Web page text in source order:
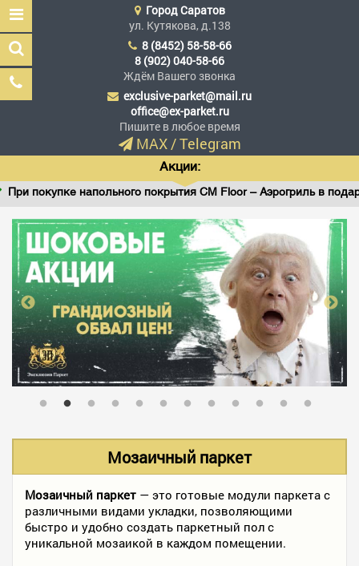
Эксклюзив Паркет
Мы сделали эксклюзив
доступным
ГЛАВНАЯ
АССОРТИМЕНТ
В НАЛИЧИИ
АКЦИИ
ФОТО РАБОТ
ГородСаратов
ул. Кутякова, д.138
8 (8452) 58-58-66
8 (902) 040-58-66
Ждём Вашего звонка
exclusive-parket@mail.ru
office@ex-parket.ru
Пишите в любое время
MAX/Telegram
Акции:
напольного покрытия CM Floor – Аэрогриль в подарок!
Мозаичный паркет
Мозаичный паркет — это готовые модули паркета с
различными видами укладки, позволяющими
быстро и удобно создать паркетный пол с
уникальной мозаикой в каждом помещении.